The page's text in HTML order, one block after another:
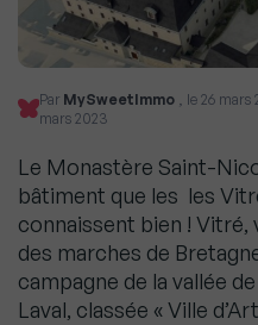
Par MySweetImmo , le 26 mars
mars 2023
Le Monastère Saint-
bâtiment que les les
connaissent bien ! Vitré,
des marches de
campagne de la vallée
Laval, classée « Ville